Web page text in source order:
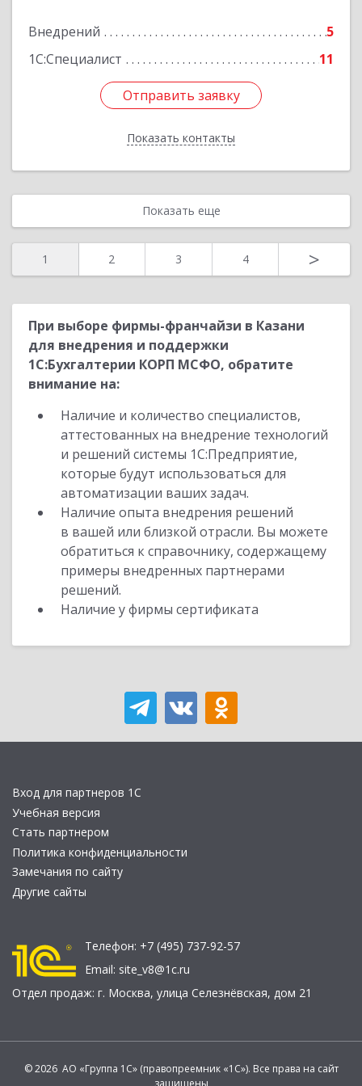
Внедрений
5
1С:Специалист
11
Отправить заявку
Показать контакты
Подробнее
Отправить заявку
Назад
Показать еще
1 2 3 4 >
При выборе фирмы-франчайзи в Казани
для внедрения и поддержки
1С:Бухгалтерии КОРП МСФО, обратите
внимание на:
Наличие и количество специалистов,
аттестованных на внедрение технологий
и решений системы 1С:Предприятие,
которые будут использоваться для
автоматизации ваших задач.
Наличие опыта внедрения решений
в вашей или близкой отрасли. Вы можете
обратиться к справочнику, содержащему
примеры внедренных партнерами
решений.
Наличие у фирмы сертификата
Вход для партнеров 1С
Учебная версия
Стать партнером
Политика конфиденциальности
Замечания по сайту
Другие сайты
Телефон: +7 (495) 737-92-57
Email: site_v8@1c.ru
Отдел продаж: г. Москва, улица Селезнёвская, дом 21
© 2026 АО «Группа 1С» (правопреемник «1С»). Все права на сайт